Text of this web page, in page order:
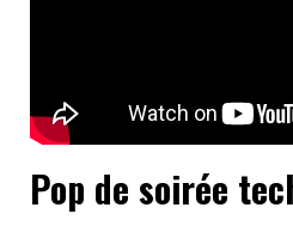
Pop de soirée